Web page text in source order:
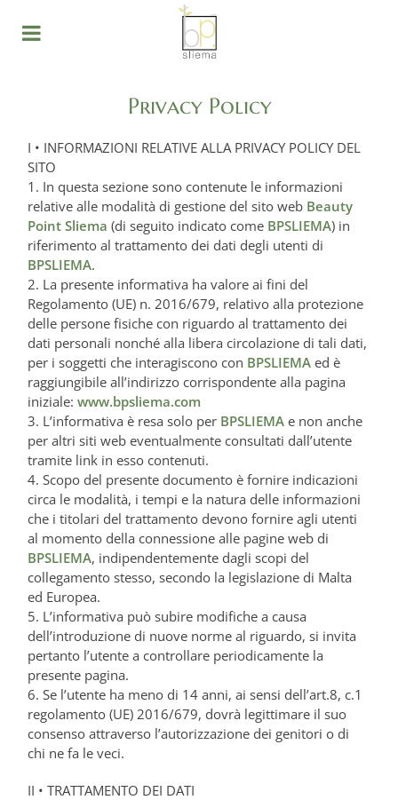
Privacy Policy
I • INFORMAZIONI RELATIVE ALLA PRIVACY POLICY DEL
SITO
1. In questa sezione sono contenute le informazioni
relative alle modalità di gestione del sito web Beauty
Point Sliema (di seguito indicato come BPSLIEMA) in
riferimento al trattamento dei dati degli utenti di
BPSLIEMA.
2. La presente informativa ha valore ai fini del
Regolamento (UE) n. 2016/679, relativo alla protezione
delle persone fisiche con riguardo al trattamento dei
dati personali nonché alla libera circolazione di tali dati,
per i soggetti che interagiscono con BPSLIEMA ed è
raggiungibile all’indirizzo corrispondente alla pagina
iniziale:www.bpsliema.com
3. L’informativa è resa solo per BPSLIEMA e non anche
per altri siti web eventualmente consultati dall’utente
tramite link in esso contenuti.
4. Scopo del presente documento è fornire indicazioni
circa le modalità, i tempi e la natura delle informazioni
che i titolari del trattamento devono fornire agli utenti
al momento della connessione alle pagine web di
BPSLIEMA, indipendentemente dagli scopi del
collegamento stesso, secondo la legislazione di Malta
ed Europea.
5. L’informativa può subire modifiche a causa
dell’introduzione di nuove norme al riguardo, si invita
pertanto l’utente a controllare periodicamente la
presente pagina.
6. Se l’utente ha meno di 14 anni, ai sensi dell’art.8, c.1
regolamento (UE) 2016/679, dovrà legittimare il suo
consenso attraverso l’autorizzazione dei genitori o di
chi ne fa le veci.
II • TRATTAMENTO DEI DATI